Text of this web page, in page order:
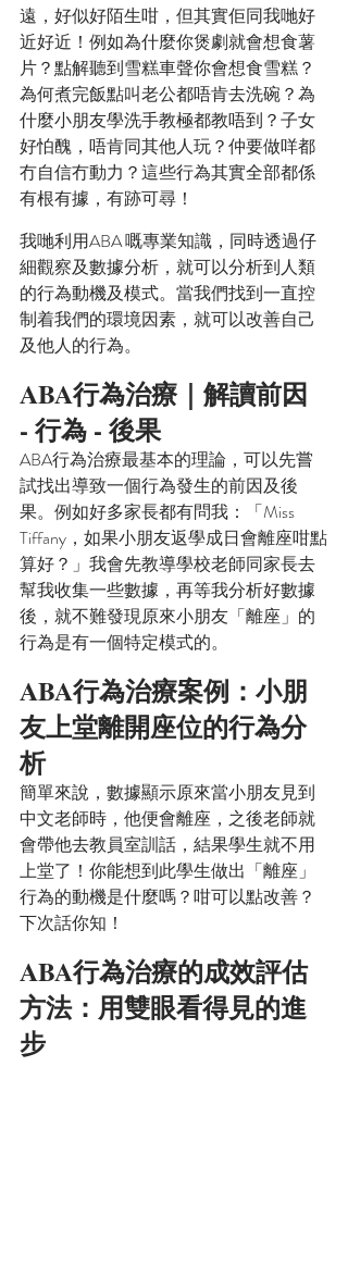
遠，好似好陌生咁，但其實佢同我哋好
近好近！例如為什麼你煲劇就會想食薯
片？點解聽到雪糕車聲你會想食雪糕？
為何煮完飯點叫老公都唔肯去洗碗？為
什麼小朋友學洗手教極都教唔到？子女
好怕醜，唔肯同其他人玩？仲要做咩都
冇自信冇動力？這些行為其實全部都係
有根有據，有跡可尋！
我哋利用ABA 嘅專業知識，同時透過仔
細觀察及數據分析，就可以分析到人類
的行為動機及模式。當我們找到一直控
制着我們的環境因素，就可以改善自己
及他人的行為。
ABA行為治療｜解讀前因
- 行為 - 後果
ABA行為治療最基本的理論，可以先嘗
試找出導致一個行為發生的前因及後
果。例如好多家長都有問我：「Miss
Tiffany，如果小朋友返學成日會離座咁點
算好？」我會先教導學校老師同家長去
幫我收集一些數據，再等我分析好數據
後，就不難發現原來小朋友「離座」的
行為是有一個特定模式的。
ABA行為治療案例：小朋
友上堂離開座位的行為分
析
簡單來說，數據顯示原來當小朋友見到
中文老師時，他便會離座，之後老師就
會帶他去教員室訓話，結果學生就不用
上堂了！你能想到此學生做出「離座」
行為的動機是什麼嗎？咁可以點改善？
下次話你知！
ABA行為治療的成效評估
方法：用雙眼看得見的進
步